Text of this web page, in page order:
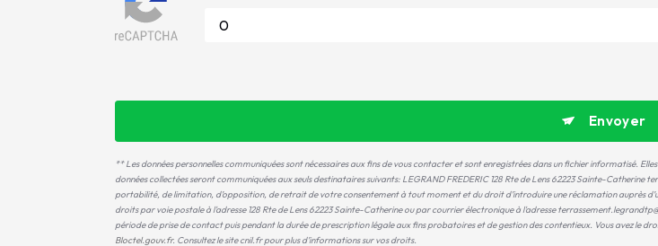
Envoyer
** Les données personnelles communiquées sont nécessaires aux fins de vous contacter et sont enregistrées dans un fichier informatisé.
données collectées seront communiquées aux seuls destinataires suivants: LEGRAND FREDERIC 128 Rte de Lens 62223 Sainte-
portabilité, de limitation, d’opposition, de retrait de votre consentement à tout moment et du droit d’introduire une réclamation auprès
droits par voie postale à l'adresse 128 Rte de Lens 62223 Sainte-Catherine ou par courrier électronique à l'adresse
période de prise de contact puis pendant la durée de prescription légale aux fins probatoires et de gestion des contentieux. Vous avez le
Bloctel.gouv.fr. Consultez le site cnil.fr pour plus d’informations sur vos droits.